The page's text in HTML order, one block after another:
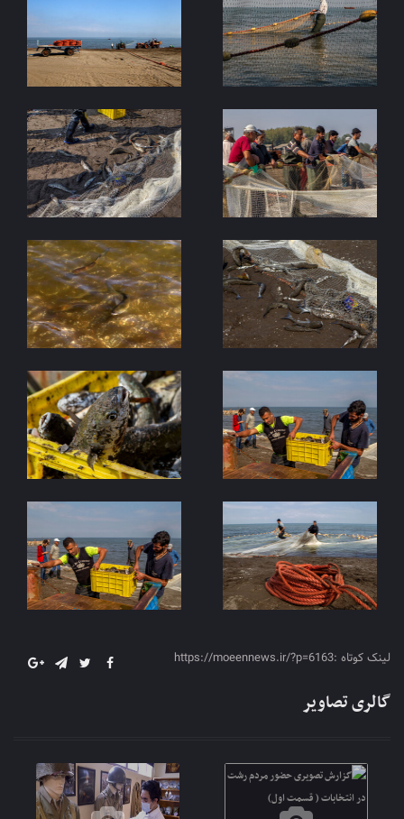
لینک کوتاه :https://moeennews.ir/?p=6163
گالری تصاویر